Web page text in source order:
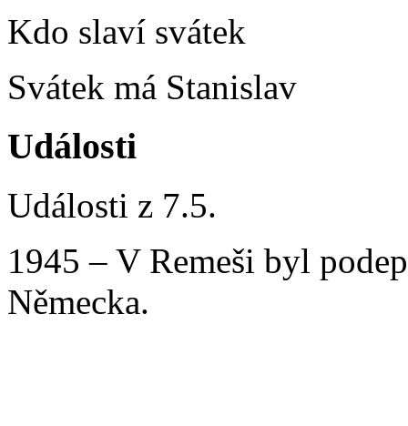
Kdo slaví svátek
Svátek má Stanislav
Události
Události z 7.5.
1945 – V Remeši byl
Německa.